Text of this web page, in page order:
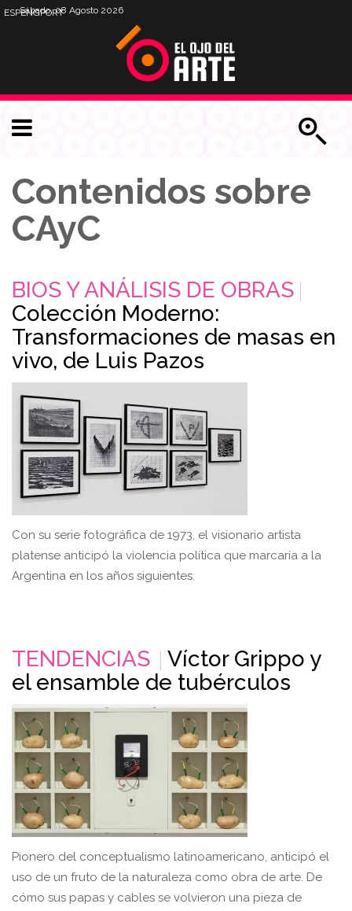
Sábado, 08 Agosto 2026
ESPENGPORT
Contenidos sobre
CAyC
BIOS Y ANÁLISIS DE OBRAS
Colección Moderno:
Transformaciones de masas en
vivo, de Luis Pazos
Con su serie fotográfica de 1973, el visionario artista
platense anticipó la violencia política que marcaría a la
Argentina en los años siguientes.
TENDENCIAS
Víctor Grippo y
el ensamble de tubérculos
Pionero del conceptualismo latinoamericano, anticipó el
uso de un fruto de la naturaleza como obra de arte. De
cómo sus papas y cables se volvieron una pieza de